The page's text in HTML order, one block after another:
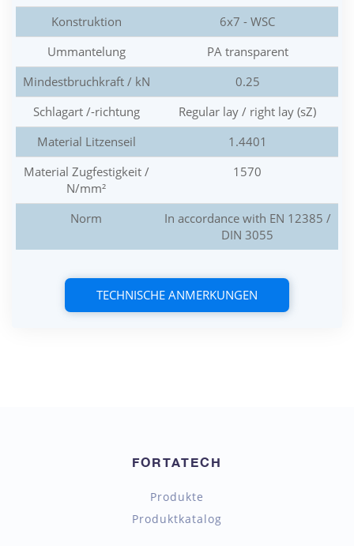
Konstruktion
6x7 - WSC
Ummantelung
PA transparent
Mindestbruchkraft / kN
0.25
Schlagart /-richtung
Regular lay / right lay (sZ)
Material Litzenseil
1.4401
Material Zugfestigkeit /
N/mm²
1570
Norm
In accordance with EN 12385 /
DIN 3055
TECHNISCHE ANMERKUNGEN
FORTATECH
Produkte
Produktkatalog